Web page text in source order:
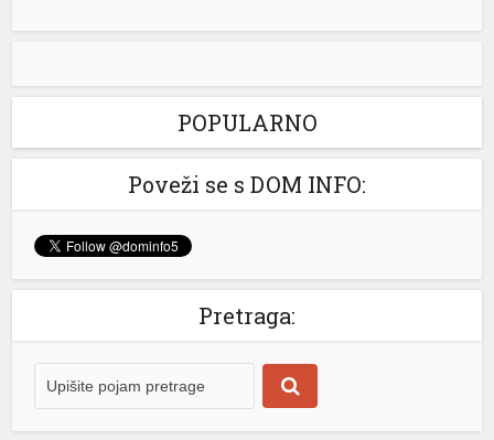
vodu za gašenje požara. Poznati hrvatski preduzetnik
Italijanska vlada saopštila je da ne prihvata nikakve
granične kontrole usljed migrantske krize u španskoj
bezbjednosti i kontroli granica. Ni pod kojim uslovima
privremenoj […][...]
POPULARNO
Poveži se s DOM INFO:
Pretraga: